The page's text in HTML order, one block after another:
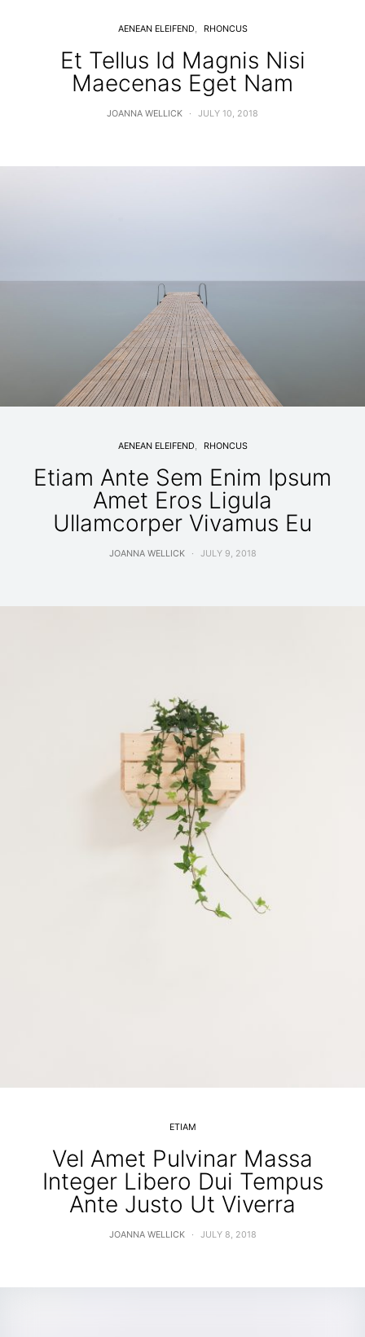
AENEAN ELEIFEND RHONCUS
Et Tellus Id Magnis Nisi
Maecenas Eget Nam
JOANNA WELLICK JULY 10, 2018
AENEAN ELEIFEND RHONCUS
Etiam Ante Sem Enim Ipsum
Amet Eros Ligula
Ullamcorper Vivamus Eu
JOANNA WELLICK JULY 9, 2018
ETIAM
Vel Amet Pulvinar Massa
Integer Libero Dui Tempus
Ante Justo Ut Viverra
JOANNA WELLICK JULY 8, 2018